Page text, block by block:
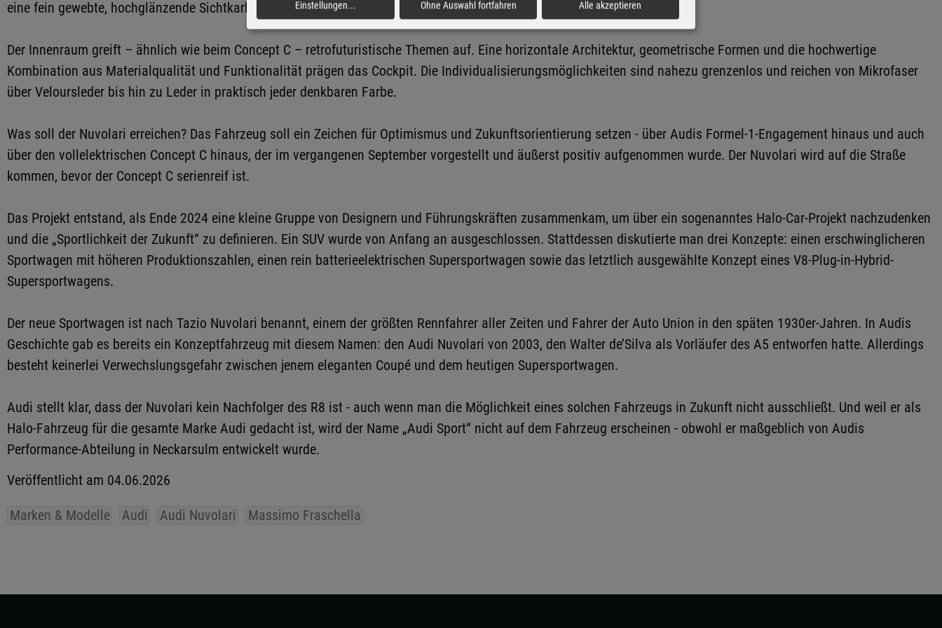
eine fein gewebte, hochglänzende Sichtkarbon-Ausführung.
Der Innenraum greift – ähnlich wie beim Concept C – retrofuturistische Themen auf. Eine horizontale Architektur, geometrische Formen und die hochwertige
Kombination aus Materialqualität und Funktionalität prägen das Cockpit. Die Individualisierungsmöglichkeiten sind nahezu grenzenlos und reichen von Mikrofaser
über Veloursleder bis hin zu Leder in praktisch jeder denkbaren Farbe.
Was soll der Nuvolari erreichen? Das Fahrzeug soll ein Zeichen für Optimismus und Zukunftsorientierung setzen - über Audis Formel-1-Engagement hinaus und auch
über den vollelektrischen Concept C hinaus, der im vergangenen September vorgestellt und äußerst positiv aufgenommen wurde. Der Nuvolari wird auf die Straße
kommen, bevor der Concept C serienreif ist.
Das Projekt entstand, als Ende 2024 eine kleine Gruppe von Designern und Führungskräften zusammenkam, um über ein sogenanntes Halo-Car-Projekt nachzudenken
und die „Sportlichkeit der Zukunft“ zu definieren. Ein SUV wurde von Anfang an ausgeschlossen. Stattdessen diskutierte man drei Konzepte: einen erschwinglicheren
Sportwagen mit höheren Produktionszahlen, einen rein batterieelektrischen Supersportwagen sowie das letztlich ausgewählte Konzept eines V8-Plug-in-Hybrid-
Supersportwagens.
Der neue Sportwagen ist nach Tazio Nuvolari benannt, einem der größten Rennfahrer aller Zeiten und Fahrer der Auto Union in den späten 1930er-Jahren. In Audis
Geschichte gab es bereits ein Konzeptfahrzeug mit diesem Namen: den Audi Nuvolari von 2003, den Walter de’Silva als Vorläufer des A5 entworfen hatte. Allerdings
besteht keinerlei Verwechslungsgefahr zwischen jenem eleganten Coupé und dem heutigen Supersportwagen.
Audi stellt klar, dass der Nuvolari kein Nachfolger des R8 ist - auch wenn man die Möglichkeit eines solchen Fahrzeugs in Zukunft nicht ausschließt. Und weil er als
Halo-Fahrzeug für die gesamte Marke Audi gedacht ist, wird der Name „Audi Sport“ nicht auf dem Fahrzeug erscheinen - obwohl er maßgeblich von Audis
Performance-Abteilung in Neckarsulm entwickelt wurde.
Veröffentlicht am 04.06.2026
Marken & Modelle Audi Audi Nuvolari Massimo Fraschella
Einstellungen... Ohne Auswahl fortfahren Alle akzeptieren